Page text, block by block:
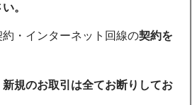
。
・インターネット回線の契約を
新規のお取引は全てお断りしてお